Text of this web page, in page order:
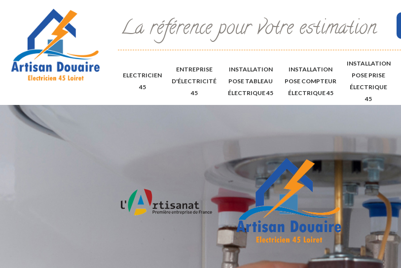
La référence pour votre estimation
ELECTRICIEN
45
ENTREPRISE
D'ÉLECTRICITÉ
45
INSTALLATION
POSE TABLEAU
ÉLECTRIQUE 45
INSTALLATION
POSE COMPTEUR
ÉLECTRIQUE 45
INSTALLATION
POSE PRISE
ÉLECTRIQUE
45